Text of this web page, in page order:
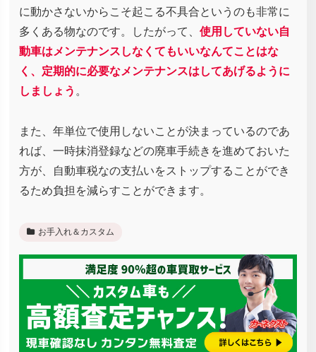
に動かさないからこそ起こる不具合というのも非常に
多くある物なのです。したがって、 使用していない自
動車はメンテナンスしなくてもいいなんてことはな
く、定期的に必要なメンテナンスはしてあげるように
しましょう 。
また、年単位で使用しないことが決まっているのであ
れば、一時抹消登録などの廃車手続きを進めておいた
方が、自動車税なの支払いをストップすることができ
るため負担を減らすことができます。
お手入れ＆カスタム